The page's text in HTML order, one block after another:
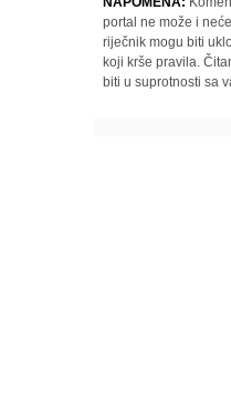
portal ne može i
riječnik mogu biti
koji krše pravila.
biti u suprotnosti sa